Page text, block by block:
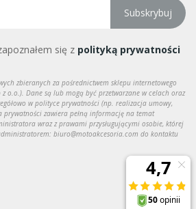
Subskrybuj
się z polityką prywatności
zbieranych za pośrednictwem sklepu internetowego
z o.o.). Dane są lub mogą być przetwarzane w celach oraz
w polityce prywatności (np. realizacja umowy,
prywatności zawiera pełną informację na temat
wraz z prawami przysługującymi osobie, której
biuro@motoakcesoria.com do kontaktu